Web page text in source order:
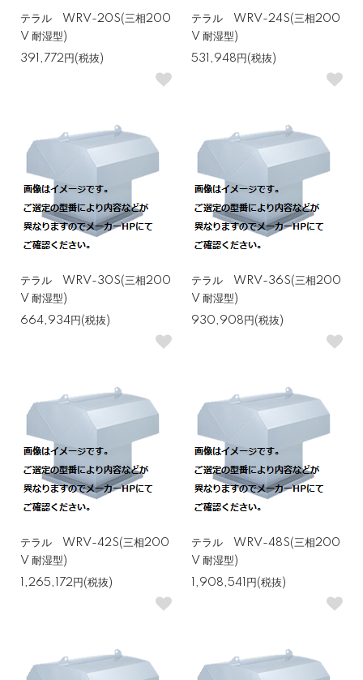
テラル WRV-20S(三相200
V 耐湿型)
391,772円(税抜)
テラル WRV-24S(三相200
V 耐湿型)
531,948円(税抜)
テラル WRV-30S(三相200
V 耐湿型)
664,934円(税抜)
テラル WRV-36S(三相200
V 耐湿型)
930,908円(税抜)
テラル WRV-42S(三相200
V 耐湿型)
1,265,172円(税抜)
テラル WRV-48S(三相200
V 耐湿型)
1,908,541円(税抜)